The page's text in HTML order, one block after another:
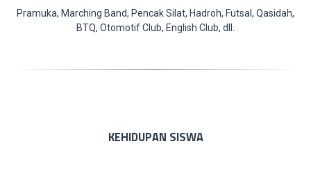
Pramuka, Marching Band, Pencak Silat, Hadroh, Futsal, Qasidah,
BTQ, Otomotif Club, English Club, dll.
KEHIDUPAN SISWA